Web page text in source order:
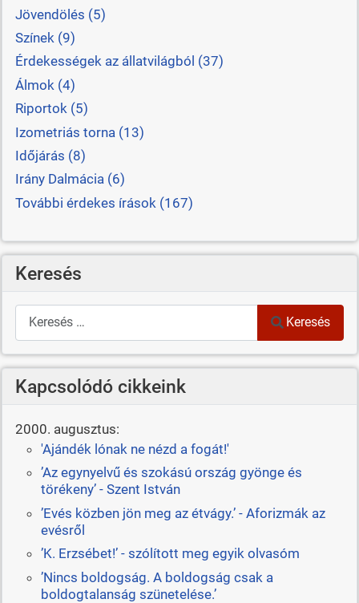
Jövendölés (5)
Színek (9)
Érdekességek az állatvilágból (37)
Álmok (4)
Riportok (5)
Izometriás torna (13)
Időjárás (8)
Irány Dalmácia (6)
További érdekes írások (167)
Keresés
Keresés
Keresés
Kapcsolódó cikkeink
2000. augusztus:
'Ajándék lónak ne nézd a fogát!'
’Az egynyelvű és szokású ország gyönge és
törékeny’ - Szent István
’Evés közben jön meg az étvágy.’ - Aforizmák az
evésről
’K. Erzsébet!’ - szólított meg egyik olvasóm
’Nincs boldogság. A boldogság csak a
boldogtalanság szünetelése.’